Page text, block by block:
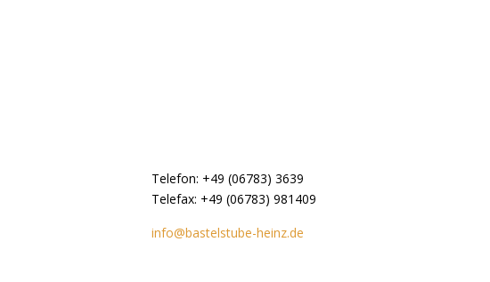
Telefon: +49 (06783) 3639
Telefax: +49 (06783) 981409
info@bastelstube-heinz.de